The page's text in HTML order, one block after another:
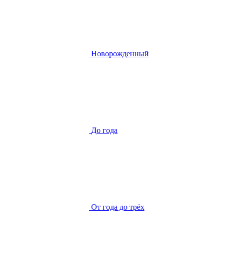
Новорожденный
До года
От года до трёх